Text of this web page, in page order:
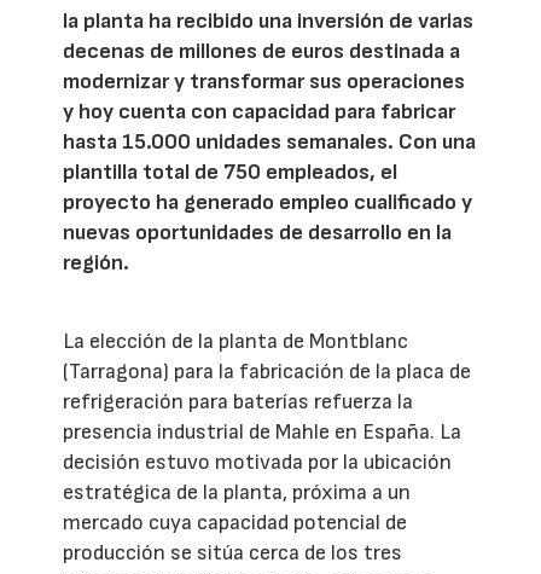
la planta ha recibido una inversión de varias
decenas de millones de euros destinada a
modernizar y transformar sus operaciones
y hoy cuenta con capacidad para fabricar
hasta 15.000 unidades semanales. Con una
plantilla total de 750 empleados, el
proyecto ha generado empleo cualificado y
nuevas oportunidades de desarrollo en la
región.
La elección de la planta de Montblanc
(Tarragona) para la fabricación de la placa de
refrigeración para baterías refuerza la
presencia industrial de Mahle en España. La
decisión estuvo motivada por la ubicación
estratégica de la planta, próxima a un
mercado cuya capacidad potencial de
producción se sitúa cerca de los tres